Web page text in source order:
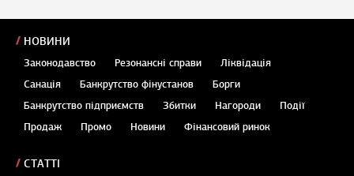
НОВИНИ
Законодавство Резонансні справи
Ліквідація
Санація
Банкрутство фінустанов
Борги
Банкрутство підприємств
Збитки Нагороди
Події
Продаж
Промо Новини Фінансовий ринок
СТАТТІ